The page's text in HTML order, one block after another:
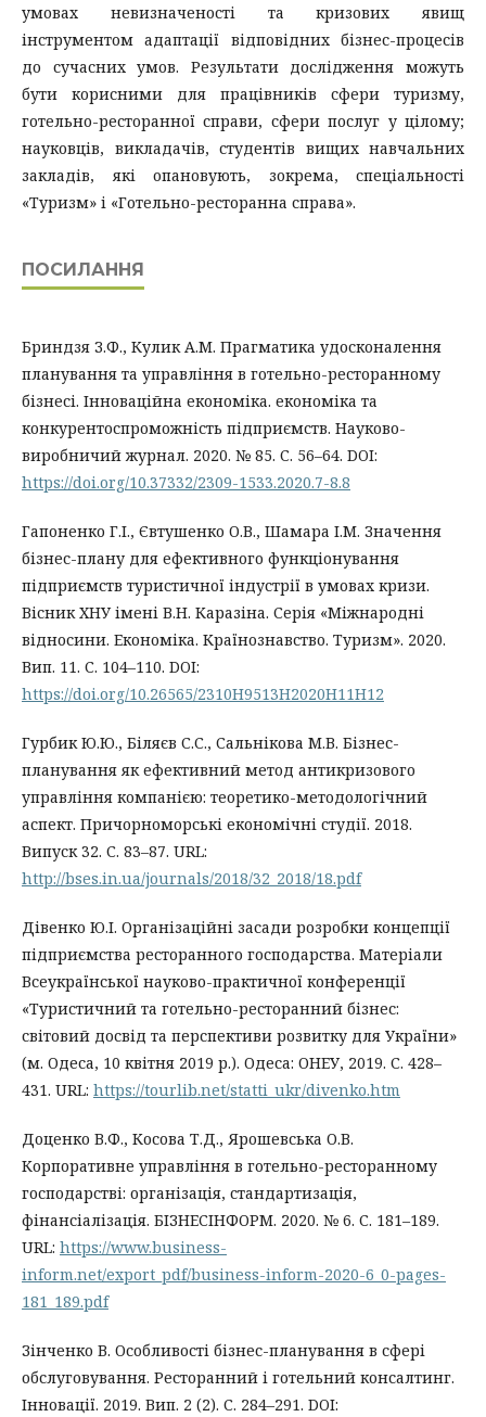
умовах невизначеності та кризових явищ
інструментом адаптації відповідних бізнес-процесів
до сучасних умов. Результати дослідження можуть
бути корисними для працівників сфери туризму,
готельно-ресторанної справи, сфери послуг у цілому;
науковців, викладачів, студентів вищих навчальних
закладів, які опановують, зокрема, спеціальності
«Туризм» і «Готельно-ресторанна справа».
ПОСИЛАННЯ
Бриндзя З.Ф., Кулик А.М. Прагматика удосконалення
планування та управління в готельно-ресторанному
бізнесі. Інноваційна економіка. економіка та
конкурентоспроможність підприємств. Науково-
виробничий журнал. 2020. № 85. С. 56–64. DOI:
https://doi.org/10.37332/2309-1533.2020.7-8.8
Гапоненко Г.І., Євтушенко О.В., Шамара І.М. Значення
бізнес-плану для ефективного функціонування
підприємств туристичної індустрії в умовах кризи.
Вісник ХНУ імені В.Н. Каразіна. Серія «Міжнародні
відносини. Економіка. Країнознавство. Туризм». 2020.
Вип. 11. С. 104–110. DOI:
https://doi.org/10.26565/2310H9513H2020H11H12
Гурбик Ю.Ю., Біляєв С.С., Сальнікова М.В. Бізнес-
планування як ефективний метод антикризового
управління компанією: теоретико-методологічний
аспект. Причорноморські економічні студії. 2018.
Випуск 32. С. 83–87. URL:
http://bses.in.ua/journals/2018/32_2018/18.pdf
Дівенко Ю.І. Організаційні засади розробки концепції
підприємства ресторанного господарства. Матеріали
Всеукраїнської науково-практичної конференції
«Туристичний та готельно-ресторанний бізнес:
світовий досвід та перспективи розвитку для України»
(м. Одеса, 10 квітня 2019 р.). Одеса: ОНЕУ, 2019. С. 428–
431. URL: https://tourlib.net/statti_ukr/divenko.htm
Доценко В.Ф., Косова Т.Д., Ярошевська О.В.
Корпоративне управління в готельно-ресторанному
господарстві: організація, стандартизація,
фінансіалізація. БІЗНЕСІНФОРМ. 2020. № 6. С. 181–189.
URL: https://www.business-
inform.net/export_pdf/business-inform-2020-6_0-pages-
181_189.pdf
Зінченко В. Особливості бізнес-планування в сфері
обслуговування. Ресторанний і готельний консалтинг.
Інновації. 2019. Вип. 2 (2). С. 284–291. DOI: